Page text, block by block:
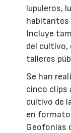
lupuleros,
habitantes
Incluye
del cultivo,
talleres
Se han
cinco clips
cultivo de
en
Geofonías